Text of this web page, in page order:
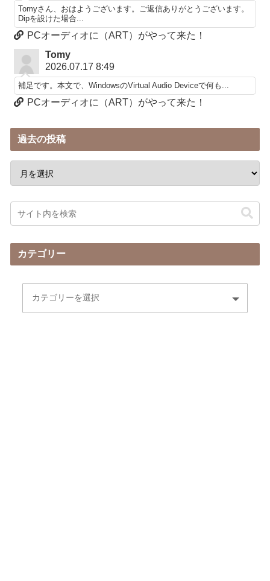
Tomyさん、おはようございます。ご返信ありがとうございます。
Dipを設けた場合...
PCオーディオに（ART）がやって来た！
Tomy
2026.07.17 8:49
補足です。本文で、WindowsのVirtual Audio Deviceで何も...
PCオーディオに（ART）がやって来た！
過去の投稿
カテゴリー